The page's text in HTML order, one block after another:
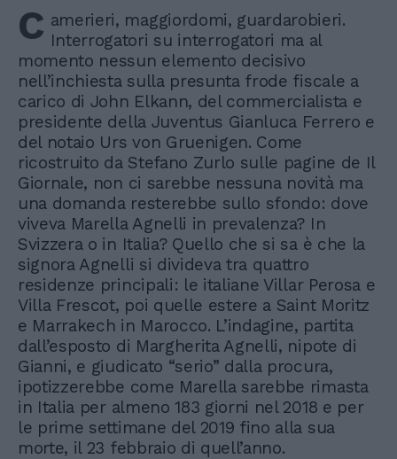
C amerieri, maggiordomi, guardarobieri.
Interrogatori su interrogatori ma al
momento nessun elemento decisivo
nell’inchiesta sulla presunta frode fiscale a
carico di John Elkann, del commercialista e
presidente della Juventus Gianluca Ferrero e
del notaio Urs von Gruenigen. Come
ricostruito da Stefano Zurlo sulle pagine de Il
Giornale, non ci sarebbe nessuna novità ma
una domanda resterebbe sullo sfondo: dove
viveva Marella Agnelli in prevalenza? In
Svizzera o in Italia? Quello che si sa è che la
signora Agnelli si divideva tra quattro
residenze principali: le italiane Villar Perosa e
Villa Frescot, poi quelle estere a Saint Moritz
e Marrakech in Marocco. L’indagine, partita
dall’esposto di Margherita Agnelli, nipote di
Gianni, e giudicato “serio” dalla procura,
ipotizzerebbe come Marella sarebbe rimasta
in Italia per almeno 183 giorni nel 2018 e per
le prime settimane del 2019 fino alla sua
morte, il 23 febbraio di quell’anno.